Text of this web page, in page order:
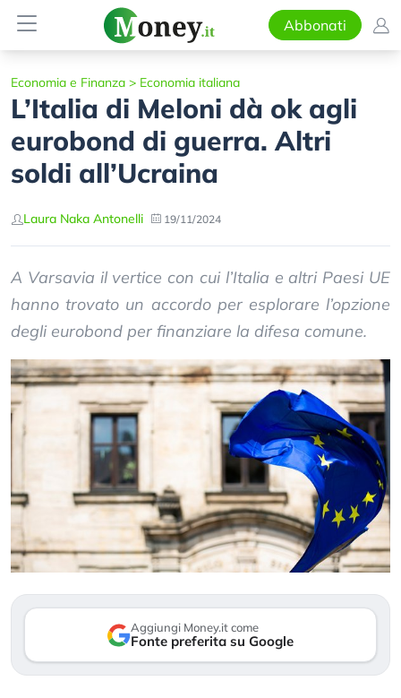
Abbonati
Economia e Finanza > Economia italiana
L’Italia di Meloni dà ok agli
eurobond di guerra. Altri
soldi all’Ucraina
Laura Naka Antonelli 19/11/2024
A Varsavia il vertice con cui l’Italia e altri Paesi UE
hanno trovato un accordo per esplorare l’opzione
degli eurobond per finanziare la difesa comune.
Aggiungi Money.it come
Fonte preferita su Google